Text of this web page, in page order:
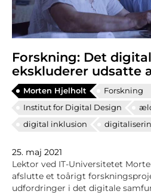
Forskning: Det
ekskluderer udsatte
Morten Hjelholt
Forskning
Institut for Digital Design
digital inklusion
25. maj 2021
Lektor ved IT-Universitetet
afslutte et toårigt
udfordringer i det digitale